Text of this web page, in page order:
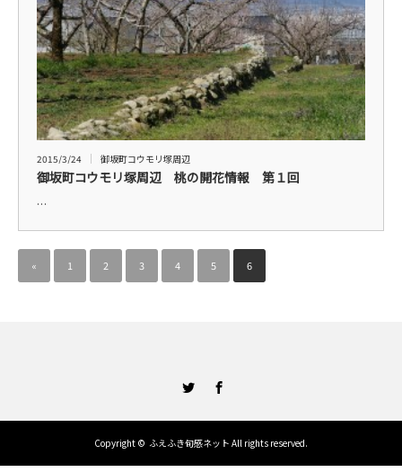
2015/3/24 御坂町コウモリ塚周辺
御坂町コウモリ塚周辺 桃の開花情報 第１回
…
« 1 2 3 4 5 6
Copyright © ふえふき旬感ネット All rights reserved.